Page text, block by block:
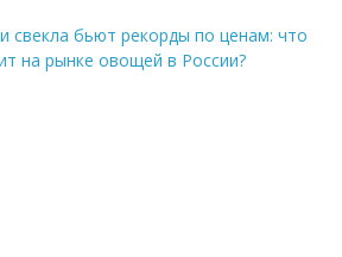
свекла бьют рекорды по ценам: что
на рынке овощей в России?